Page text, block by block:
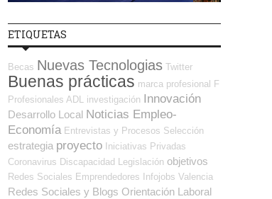
ETIQUETAS
Becas Nuevas Tecnologias Twitter
Buenas prácticas marca profesional
F
Profesionales ADL
investigación Innovación
Desarrollo Local Noticias Empleo-
Economía Entrevistas y Procesos Selección
estrategia proyecto Iniciativas Privadas
Coronavirus Discapacidad Legislación objetivos
Redes Sociales Emprendedores Infojobs Valencia
Redes Sociales y Blogs Orientación Laboral